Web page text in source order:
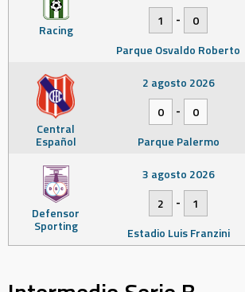
Racing
1
-
0
Parque Osvaldo Roberto
Central
Español
2 agosto 2026
0
-
0
Parque Palermo
Defensor
Sporting
3 agosto 2026
2
-
1
Estadio Luis Franzini